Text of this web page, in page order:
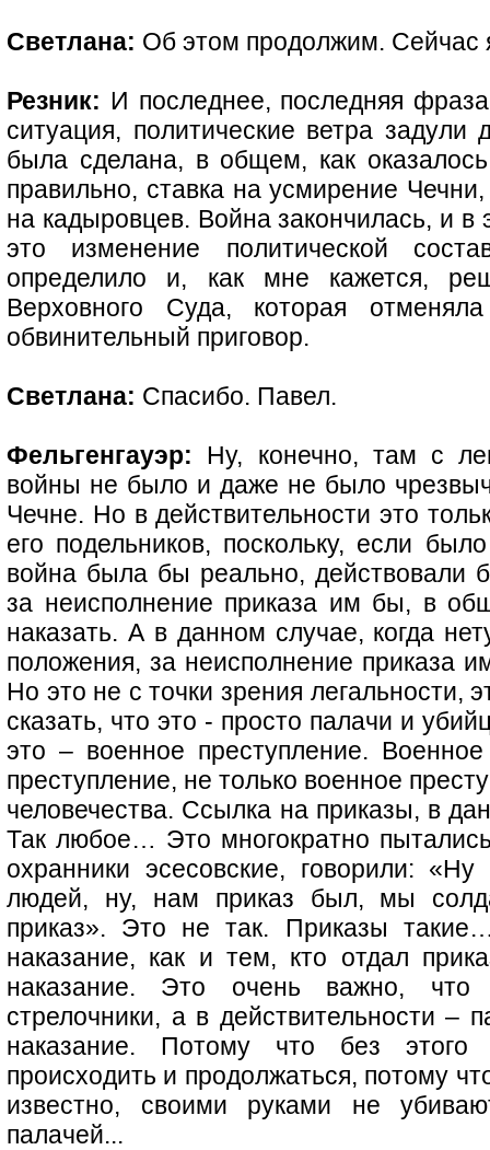
Светлана: Об этом продолжим.
Резник: И последнее, последняя
ситуация, политические ветра
была сделана, в общем, как
правильно, ставка на усмирение
на кадыровцев. Война закончилась, и в
это изменение политической
определило и, как мне кажется,
Верховного Суда, которая
обвинительный приговор.
Светлана: Спасибо. Павел.
Фельгенгауэр: Ну, конечно, там с
войны не было и даже не было
Чечне. Но в действительности это
его подельников, поскольку, если
война была бы реально, действовали
за неисполнение приказа им бы, в
наказать. А в данном случае, когда
положения, за неисполнение приказа
Но это не с точки зрения легальности,
сказать, что это - просто палачи и
это – военное преступление.
преступление, не только военное
человечества. Ссылка на приказы, в
Так любое… Это многократно
охранники эсесовские, говорили:
людей, ну, нам приказ был, мы
приказ». Это не так. Приказы
наказание, как и тем, кто отдал
наказание. Это очень важно, что
стрелочники, а в действительности –
наказание. Потому что без этого
происходить и продолжаться, потому
известно, своими руками не
палачей...